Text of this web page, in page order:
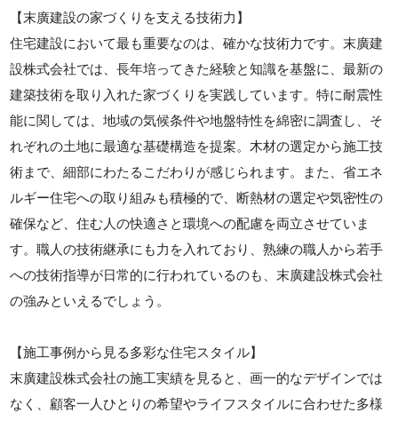
【末廣建設の家づくりを支える技術力】
住宅建設において最も重要なのは、確かな技術力です。末廣建
設株式会社では、長年培ってきた経験と知識を基盤に、最新の
建築技術を取り入れた家づくりを実践しています。特に耐震性
能に関しては、地域の気候条件や地盤特性を綿密に調査し、そ
れぞれの土地に最適な基礎構造を提案。木材の選定から施工技
術まで、細部にわたるこだわりが感じられます。また、省エネ
ルギー住宅への取り組みも積極的で、断熱材の選定や気密性の
確保など、住む人の快適さと環境への配慮を両立させていま
す。職人の技術継承にも力を入れており、熟練の職人から若手
への技術指導が日常的に行われているのも、末廣建設株式会社
の強みといえるでしょう。
【施工事例から見る多彩な住宅スタイル】
末廣建設株式会社の施工実績を見ると、画一的なデザインでは
なく、顧客一人ひとりの希望やライフスタイルに合わせた多様